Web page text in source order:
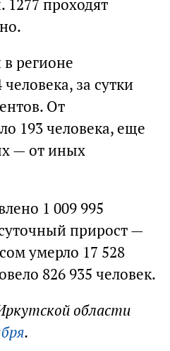
1277 проходят
регионе
за сутки
От
193 человека, еще
— от иных
1 009 995
прирост —
умерло 17 528
826 935 человек.
области
.